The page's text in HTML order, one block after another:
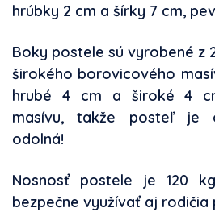
hrúbky 2 cm a šírky 7 cm,
Boky postele sú vyrobené z
širokého borovicového
hrubé 4 cm a široké 4
masívu, takže posteľ je
odolná!
Nosnosť postele je 120
bezpečne využívať aj rodičia